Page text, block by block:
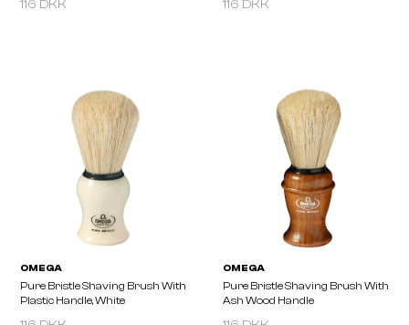
Pure Bristle Shaving Brush With
Plastic Handle
116 DKK
OMEGA
Pure Bristle Shaving
Plastic Handle, Badger
116 DKK